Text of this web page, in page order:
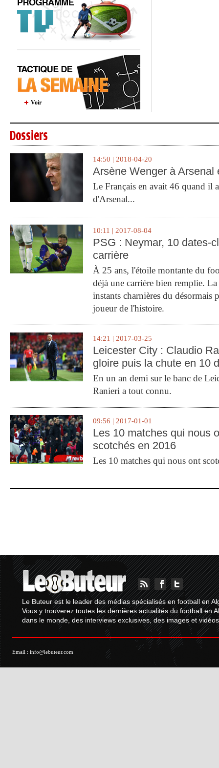
Voir
Dossiers
14:50 | 2018-04-20
Arsène Wenger à Arsenal
Le Français en avait 46 quand il
d'Arsenal...
10:11 | 2017-08-04
PSG : Neymar, 10 dates-
carrière
À 25 ans, l'étoile montante du
déjà une carrière bien remplie.
instants charnières du désormais
joueur de l'histoire.
14:21 | 2017-03-25
Leicester City : Claudio
gloire puis la chute en 10
En un an demi sur le banc de
Ranieri a tout connu.
09:56 | 2017-01-01
Les 10 matches qui nous
scotchés en 2016
Les 10 matches qui nous ont
Le Buteur est le leader des médias spécialisés en football en
Vous y trouverez toutes les dernières actualités du football en
dans le monde, des interviews exclusives, des images et
Email : info@lebuteur.com